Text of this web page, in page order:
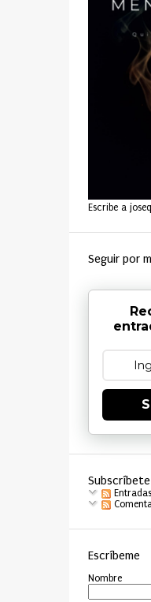
Escribe a
Seguir por
Subscríbete
Entradas
Escríbeme
Nombre